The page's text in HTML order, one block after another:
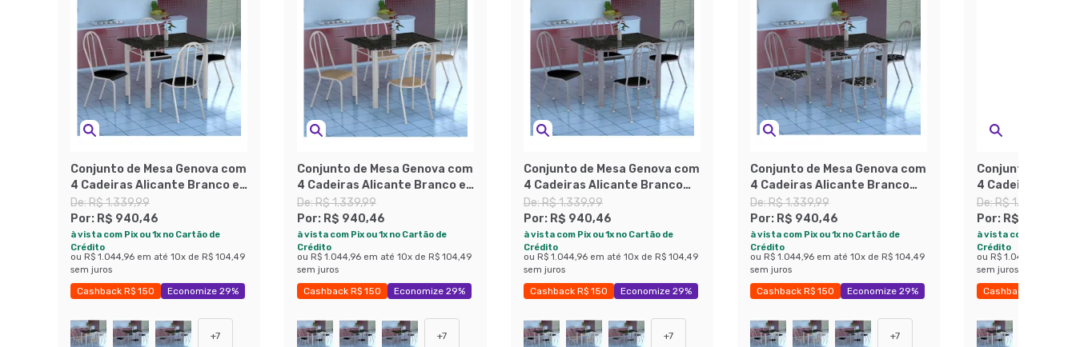
Conjunto de Mesa Genova com
4 Cadeiras Alicante Branco e
Preto Liso
De:R$ 1.339,99
Por: R$ 940,46
à vista com Pix ou 1x no Cartão de
Crédito
ou R$ 1.044,96 em até 10x de R$ 104,49
sem juros
Cashback R$ 150 Economize 29%
+7
Conjunto de Mesa Genova com
4 Cadeiras Alicante Branco e
Nature Bege
De:R$ 1.339,99
Por: R$ 940,46
à vista com Pix ou 1x no Cartão de
Crédito
ou R$ 1.044,96 em até 10x de R$ 104,49
sem juros
Cashback R$ 150 Economize 29%
+7
Conjunto de Mesa Genova com
4 Cadeiras Alicante Branco
Prata e Preto Liso
De:R$ 1.339,99
Por: R$ 940,46
à vista com Pix ou 1x no Cartão de
Crédito
ou R$ 1.044,96 em até 10x de R$ 104,49
sem juros
Cashback R$ 150 Economize 29%
+7
Conjunto de Mesa Genova com
4 Cadeiras Alicante Branco
Prata e Preto Floral
De:R$ 1.339,99
Por: R$ 940,46
à vista com Pix ou 1x no Cartão de
Crédito
ou R$ 1.044,96 em até 10x de R$ 104,49
sem juros
Cashback R$ 150 Economize 29%
+7
Conjunto de
4 Cadeiras
Prata e Branco
De:R$ 1.339,99
Por: R$ 940,46
à vista com Pix ou 1x
Crédito
ou R$ 1.044,96
sem juros
Cashback R$ 150